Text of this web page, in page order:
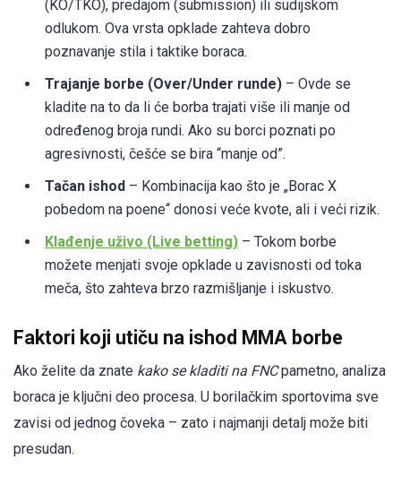
(KO/TKO), predajom (submission) ili sudijskom
odlukom. Ova vrsta opklade zahteva dobro
poznavanje stila i taktike boraca.
Trajanje borbe (Over/Under runde) – Ovde se
kladite na to da li će borba trajati više ili manje od
određenog broja rundi. Ako su borci poznati po
agresivnosti, češće se bira “manje od”.
Tačan ishod – Kombinacija kao što je „Borac X
pobedom na poene“ donosi veće kvote, ali i veći rizik.
Klađenje uživo (Live betting) – Tokom borbe
možete menjati svoje opklade u zavisnosti od toka
meča, što zahteva brzo razmišljanje i iskustvo.
Faktori koji utiču na ishod MMA borbe
Ako želite da znate kako se kladiti na FNCpametno, analiza
boraca je ključni deo procesa. U borilačkim sportovima sve
zavisi od jednog čoveka – zato i najmanji detalj može biti
presudan.